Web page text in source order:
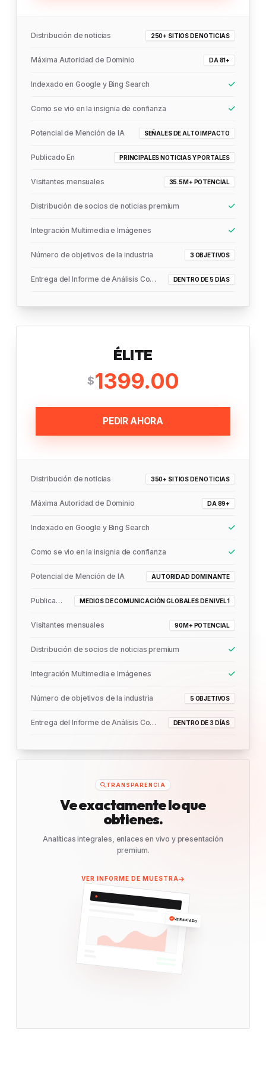
Distribución de noticias 250+ SITIOS DE NOTICIAS
Máxima Autoridad de Dominio DA 81+
Indexado en Google y Bing Search
Como se vio en la insignia de confianza
Potencial de Mención de IA SEÑALES DE ALTO IMPACTO
Publicado En PRINCIPALES NOTICIAS Y PORTALES
Visitantes mensuales 35.5M+ POTENCIAL
Distribución de socios de noticias premium
Integración Multimedia e Imágenes
Número de objetivos de la industria 3 OBJETIVOS
Entrega del Informe de Análisis Completo DENTRO DE 5 DÍAS
ÉLITE
$1399.00
PEDIR AHORA
Distribución de noticias 350+ SITIOS DE NOTICIAS
Máxima Autoridad de Dominio DA 89+
Indexado en Google y Bing Search
Como se vio en la insignia de confianza
Potencial de Mención de IA AUTORIDAD DOMINANTE
Publicado En MEDIOS DE COMUNICACIÓN GLOBALES DE NIVEL 1
Visitantes mensuales 90M+ POTENCIAL
Distribución de socios de noticias premium
Integración Multimedia e Imágenes
Número de objetivos de la industria 5 OBJETIVOS
Entrega del Informe de Análisis Completo DENTRO DE 3 DÍAS
TRANSPARENCIA
Ve exactamente lo que
obtienes.
Analíticas integrales, enlaces en vivo y presentación
premium.
VER INFORME DE MUESTRA
VERIFICADO